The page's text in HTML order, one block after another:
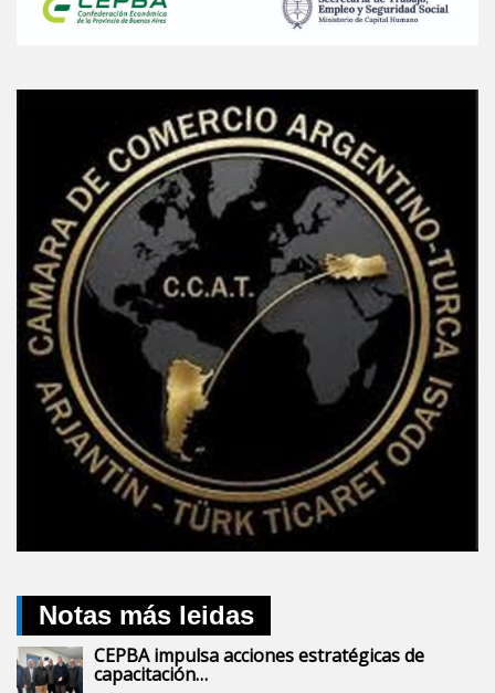
Notas más leidas
CEPBA impulsa acciones estratégicas de
capacitación…